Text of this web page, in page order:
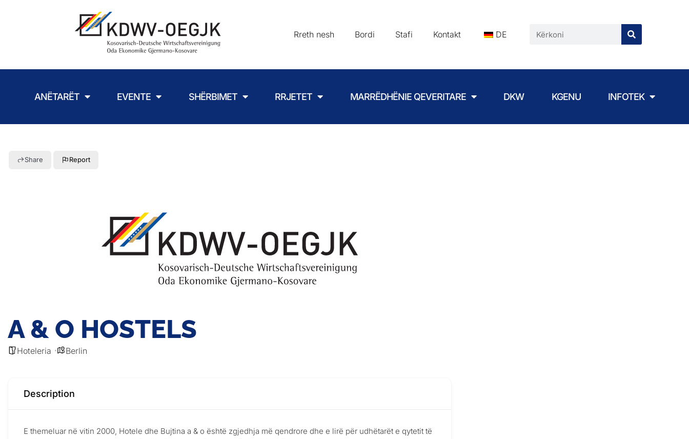
Rreth nesh Bordi Stafi Kontakt DE
ANËTARËT EVENTE SHËRBIMET RRJETET MARRËDHËNIE QEVERITARE DKW KGENU INFOTEK
Share Report
A & O HOSTELS
Hoteleria Berlin
Description
E themeluar në vitin 2000, Hotele dhe Bujtina a & o është zgjedhja më qendrore dhe e lirë për udhëtarët e qytetit të